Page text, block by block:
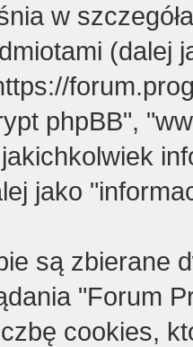
w
(dalej
phpBB",
jako
są zbierane
"Forum
cookies,